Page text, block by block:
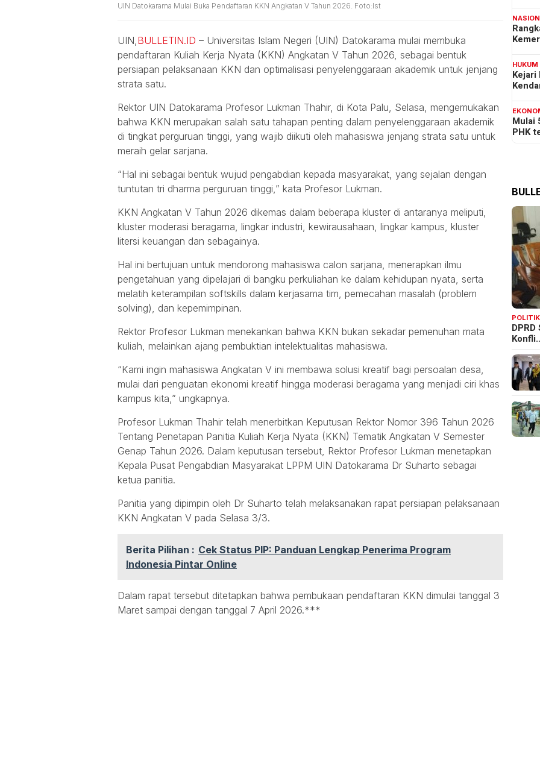
UIN Datokarama Mulai Buka Pendaftaran KKN Angkatan V Tahun 2026. Foto:Ist
UIN, BULLETIN.ID – Universitas Islam Negeri (UIN) Datokarama mulai membuka
pendaftaran Kuliah Kerja Nyata (KKN) Angkatan V Tahun 2026, sebagai bentuk
persiapan pelaksanaan KKN dan optimalisasi penyelenggaraan akademik untuk jenjang
strata satu.
Rektor UIN Datokarama Profesor Lukman Thahir, di Kota Palu, Selasa, mengemukakan
bahwa KKN merupakan salah satu tahapan penting dalam penyelenggaraan akademik
di tingkat perguruan tinggi, yang wajib diikuti oleh mahasiswa jenjang strata satu untuk
meraih gelar sarjana.
“Hal ini sebagai bentuk wujud pengabdian kepada masyarakat, yang sejalan dengan
tuntutan tri dharma perguruan tinggi,” kata Profesor Lukman.
KKN Angkatan V Tahun 2026 dikemas dalam beberapa kluster di antaranya meliputi,
kluster moderasi beragama, lingkar industri, kewirausahaan, lingkar kampus, kluster
litersi keuangan dan sebagainya.
Hal ini bertujuan untuk mendorong mahasiswa calon sarjana, menerapkan ilmu
pengetahuan yang dipelajari di bangku perkuliahan ke dalam kehidupan nyata, serta
melatih keterampilan softskills dalam kerjasama tim, pemecahan masalah (problem
solving), dan kepemimpinan.
Rektor Profesor Lukman menekankan bahwa KKN bukan sekadar pemenuhan mata
kuliah, melainkan ajang pembuktian intelektualitas mahasiswa.
“Kami ingin mahasiswa Angkatan V ini membawa solusi kreatif bagi persoalan desa,
mulai dari penguatan ekonomi kreatif hingga moderasi beragama yang menjadi ciri khas
kampus kita,” ungkapnya.
Profesor Lukman Thahir telah menerbitkan Keputusan Rektor Nomor 396 Tahun 2026
Tentang Penetapan Panitia Kuliah Kerja Nyata (KKN) Tematik Angkatan V Semester
Genap Tahun 2026. Dalam keputusan tersebut, Rektor Profesor Lukman menetapkan
Kepala Pusat Pengabdian Masyarakat LPPM UIN Datokarama Dr Suharto sebagai
ketua panitia.
Panitia yang dipimpin oleh Dr Suharto telah melaksanakan rapat persiapan pelaksanaan
KKN Angkatan V pada Selasa 3/3.
Berita Pilihan : Cek Status PIP: Panduan Lengkap Penerima Program
Indonesia Pintar Online
Dalam rapat tersebut ditetapkan bahwa pembukaan pendaftaran KKN dimulai tanggal 3
Maret sampai dengan tanggal 7 April 2026.***
HUKUM
Kejari
Mulai
PHK
POLITIK